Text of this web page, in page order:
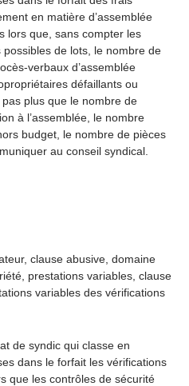
en matière d’assemblée
lors que, sans compter les
de lots, le nombre de
verbaux d’assemblée
défaillants ou
plus que le nombre de
à l’assemblée, le nombre
budget, le nombre de pièces
au conseil syndical.
clause abusive, domaine
prestations variables, clause
variables des vérifications
de syndic qui classe en
dans le forfait les vérifications
que les contrôles de sécurité